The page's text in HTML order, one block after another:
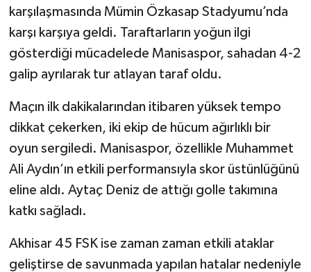
karşılaşmasında Mümin Özkasap Stadyumu’nda
karşı karşıya geldi. Taraftarların yoğun ilgi
gösterdiği mücadelede Manisaspor, sahadan 4-2
galip ayrılarak tur atlayan taraf oldu.
Maçın ilk dakikalarından itibaren yüksek tempo
dikkat çekerken, iki ekip de hücum ağırlıklı bir
oyun sergiledi. Manisaspor, özellikle Muhammet
Ali Aydın’ın etkili performansıyla skor üstünlüğünü
eline aldı. Aytaç Deniz de attığı golle takımına
katkı sağladı.
Akhisar 45 FSK ise zaman zaman etkili ataklar
geliştirse de savunmada yapılan hatalar nedeniyle